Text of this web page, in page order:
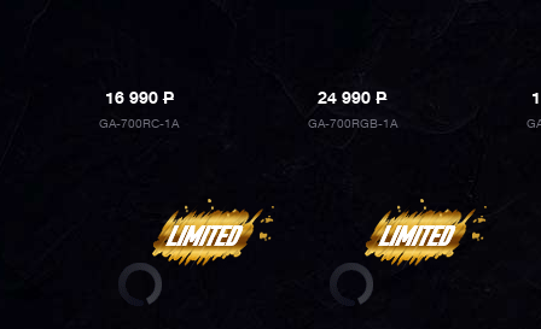
16 990P
GA-700RC-1A
24 990P
GA-700RGB-1A